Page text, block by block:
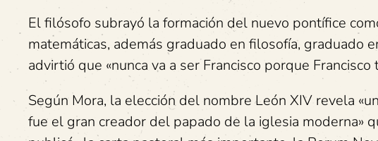
El filósofo subrayó la formación del nuevo pontífice
matemáticas, además graduado en filosofía, graduado
advirtió que «nunca va a ser Francisco porque Francisco
Según Mora, la elección del nombre León XIV revela
fue el gran creador del papado de la iglesia moderna»